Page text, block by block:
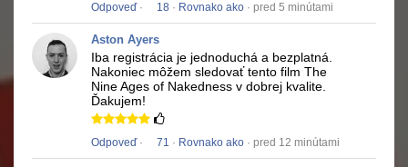
Odpoveď· 18 · Rovnako ako · pred 5 minútami
Aston Ayers
Iba registrácia je jednoduchá a bezplatná.
Nakoniec môžem sledovať tento film The
Nine Ages of Nakedness v dobrej kvalite.
Ďakujem!
Odpoveď· 71 · Rovnako ako · pred 12 minútami